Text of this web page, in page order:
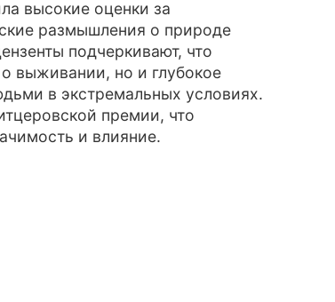
высокие оценки за
размышления о природе
подчеркивают, что
выживании, но и глубокое
в экстремальных условиях.
премии, что
и влияние.